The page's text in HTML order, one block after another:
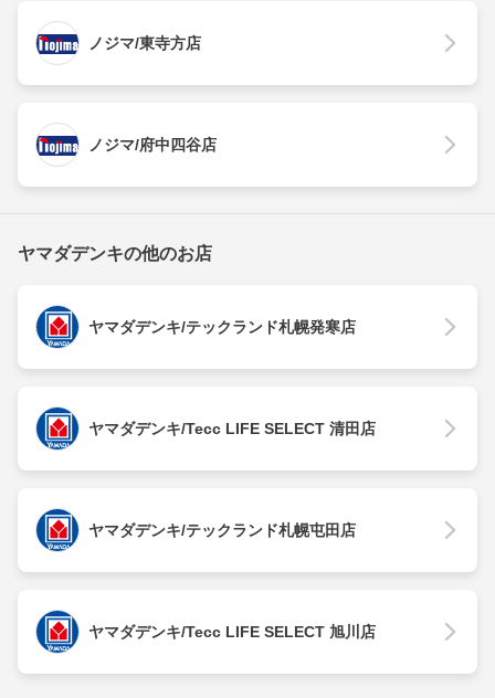
ノジマ/東寺方店
ノジマ/府中四谷店
ヤマダデンキの他のお店
ヤマダデンキ/テックランド札幌発寒店
ヤマダデンキ/Tecc LIFE SELECT 清田店
ヤマダデンキ/テックランド札幌屯田店
ヤマダデンキ/Tecc LIFE SELECT 旭川店